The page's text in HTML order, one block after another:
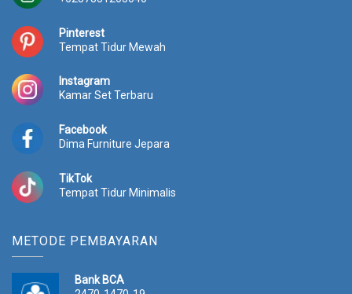
Pinterest
Tempat Tidur Mewah
Instagram
Kamar Set Terbaru
Facebook
Dima Furniture Jepara
TikTok
Tempat Tidur Minimalis
METODE PEMBAYARAN
Bank BCA